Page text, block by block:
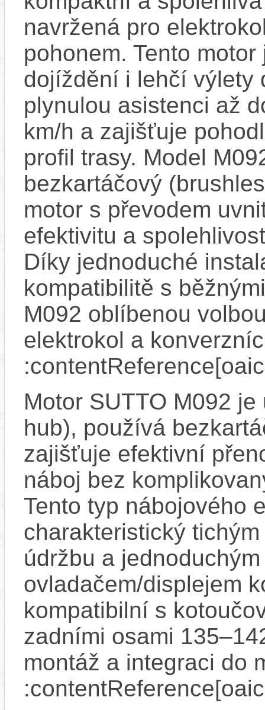
navržená pro
pohonem. Tento
dojíždění i lehčí výlety
plynulou asistenci až
km/h a zajišťuje
profil trasy. Model
bezkartáčový
motor s převodem
efektivitu a
Díky jednoduché
kompatibilitě s
M092 oblíbenou
elektrokol a
Motor SUTTO M092
hub), používá
zajišťuje efektivní
náboj bez
Tento typ nábojového
charakteristický
údržbu a
ovladačem/displejem
kompatibilní s
zadními osami
montáž a integraci do